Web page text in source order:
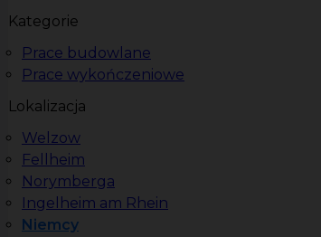
Kategorie
Prace budowlane
Prace wykończeniowe
Lokalizacja
Welzow
Fellheim
Norymberga
Ingelheim am Rhein
Niemcy